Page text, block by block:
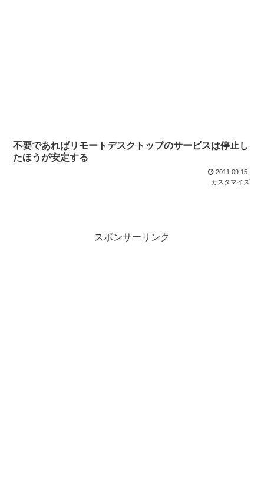
不要であればリモートデスクトップのサービスは停止し
たほうが安定する
2011.09.15
カスタマイズ
スポンサーリンク